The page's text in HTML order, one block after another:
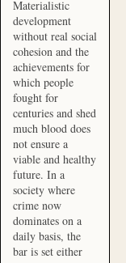
Materialistic
development
without real social
cohesion and the
achievements for
which people
fought for
centuries and shed
much blood does
not ensure a
viable and healthy
future. In a
society where
crime now
dominates on a
daily basis, the
bar is set either